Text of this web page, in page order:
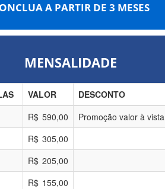
A PARTIR DE 3 MESES
MENSALIDADE
VALOR
DESCONTO
R$ 590,00
Promoção valor à vista
R$ 305,00
R$ 205,00
R$ 155,00